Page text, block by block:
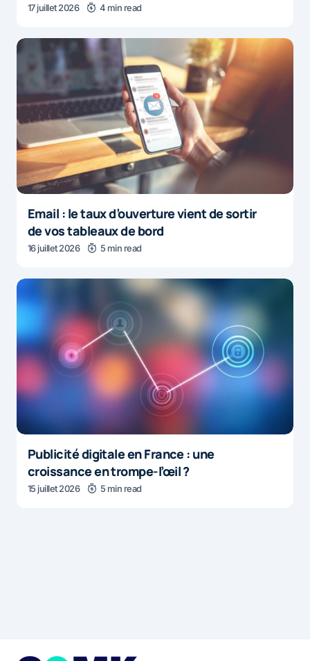
17 juillet 2026 4 min read
Email : le taux d’ouverture vient de sortir
de vos tableaux de bord
16 juillet 2026 5 min read
Publicité digitale en France : une
croissance en trompe-l’œil ?
15 juillet 2026 5 min read